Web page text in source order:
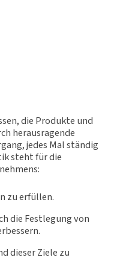
die Produkte und
herausragende
jedes Mal ständig
steht für die
zu erfüllen.
die Festlegung von
dieser Ziele zu